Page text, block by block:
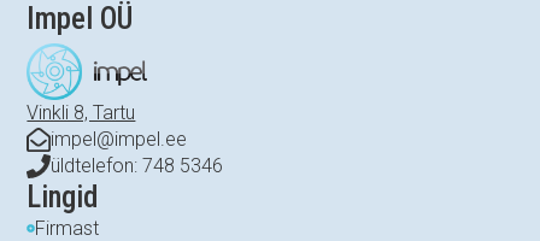
Impel OÜ
Vinkli 8, Tartu
impel@impel.ee
üldtelefon: 748 5346
Lingid
Firmast